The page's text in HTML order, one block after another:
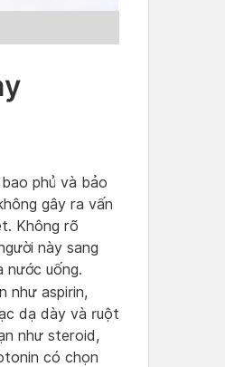
phủ và bảo
gây ra vấn
Không rõ
này sang
nước uống.
như aspirin,
dạ dày và ruột
như steroid,
có chọn